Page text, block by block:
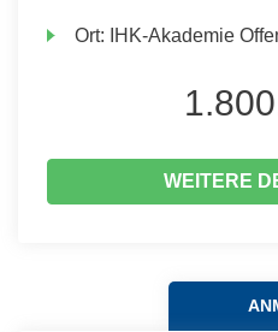
Ort: IHK-Akademie
WEITERE